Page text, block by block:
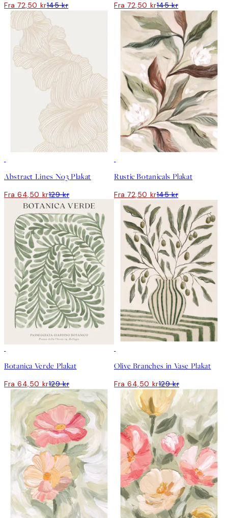
Fra 72,50 kr145 kr Fra 72,50 kr145 kr
Abstract Lines No3 Plakat
Fra 64,50 kr129 kr
Rustic Botanicals Plakat
Fra 72,50 kr145 kr
Botanica Verde Plakat
Fra 64,50 kr129 kr
Olive Branches in Vase Plakat
Fra 64,50 kr129 kr